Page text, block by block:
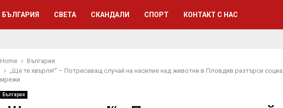
БЪЛГАРИЯ СВЕТА СКАНДАЛИ СПОРТ КОНТАКТ С НАС
Home
България
„Ще те хвърля!“ – Потресаващ случай на насилие над животни в Пловдив разтърси
мрежи
България